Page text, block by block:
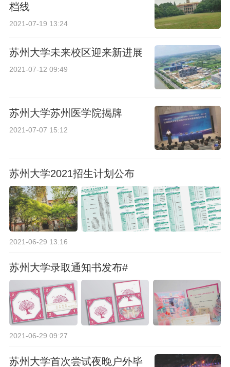
档线
2021-07-19 13:24
苏州大学未来校区迎来新进展
2021-07-12 09:49
苏州大学苏州医学院揭牌
2021-07-07 15:12
苏州大学2021招生计划公布
2021-06-29 13:16
苏州大学录取通知书发布#
2021-06-29 09:27
苏州大学首次尝试夜晚户外毕